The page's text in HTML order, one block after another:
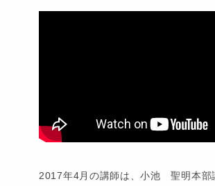
2017年4月の講師は、小池 聖明本部